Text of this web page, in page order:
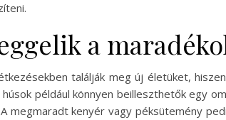
a
találják meg új életüket,
például könnyen beilleszthetők egy
megmaradt kenyér vagy péksütemény